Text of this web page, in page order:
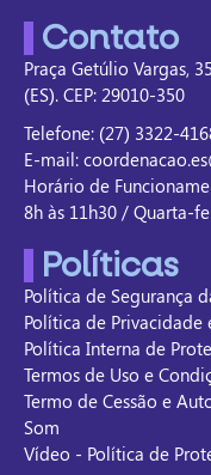
Contato
Praça Getúlio Vargas,
(ES). CEP: 29010-350
Telefone: (27) 3322-
E-mail:
Horário de
8h às 11h30 / Quarta-
Políticas
Política de Segurança
Política de Privacidade
Política Interna de
Termos de Uso e
Termo de Cessão e
Som
Vídeo - Política de